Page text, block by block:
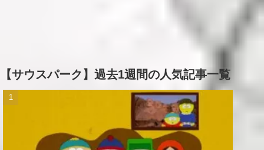
【サウスパーク】過去1週間の人気記事一覧